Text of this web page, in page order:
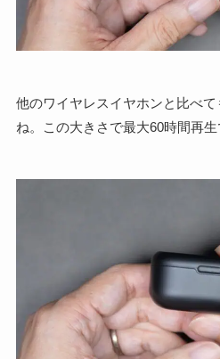
他のワイヤレスイヤホンと比べ
ね。この大きさで最大60時間再生